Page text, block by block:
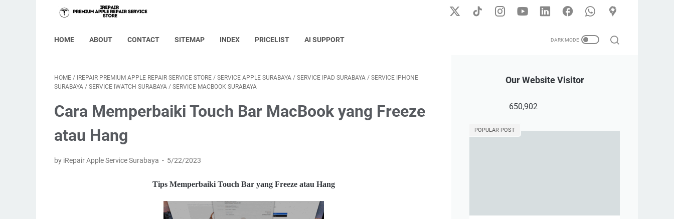
HOME ABOUT CONTACT SITEMAP INDEX PRICELIST AI SUPPORT
HOME / IREPAIR PREMIUM APPLE REPAIR SERVICE STORE / SERVICE APPLE SURABAYA / SERVICE IPAD SURABAYA / SERVICE IPHONE
SURABAYA / SERVICE IWATCH SURABAYA / SERVICE MACBOOK SURABAYA
Cara Memperbaiki Touch Bar MacBook yang Freeze
atau Hang
by iRepair Apple Service Surabaya 5/22/2023
Tips Memperbaiki Touch Bar yang Freeze atau Hang
Our Website Visitor
650,902
POPULAR POST